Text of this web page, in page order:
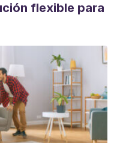
flexible para